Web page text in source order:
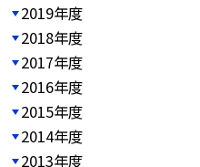
2019年度
2018年度
2017年度
2016年度
2015年度
2014年度
2013年度